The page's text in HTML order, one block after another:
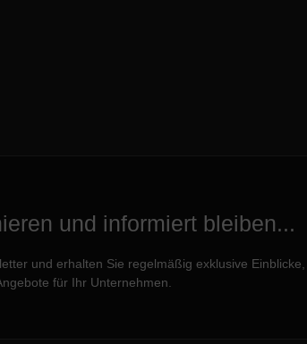
und informiert bleiben...
und erhalten Sie regelmäßig exklusive Einblicke,
für Ihr Unternehmen.